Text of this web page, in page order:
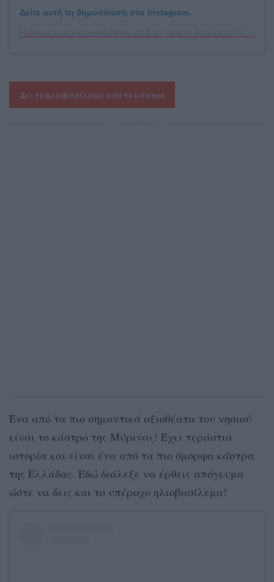
Δείτε αυτή τη δημοσίευση στο Instagram.
Δες το ηλιοβασίλεμα από το κάστρο
Ένα από τα πιο σημαντικά αξιοθέατα του νησιού
είναι το κάστρο της Μύρινας! Έχει τεράστια
ιστορία και είναι ένα από τα πιο όμορφα κάστρα
της Ελλάδας. Εδώ διάλεξε να έρθεις απόγευμα
ώστε να δεις και το υπέροχο ηλιοβασίλεμα!